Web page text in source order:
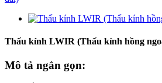
Thấu kính LWIR (Thấu kính hồng
Mô tả ngắn gọn: